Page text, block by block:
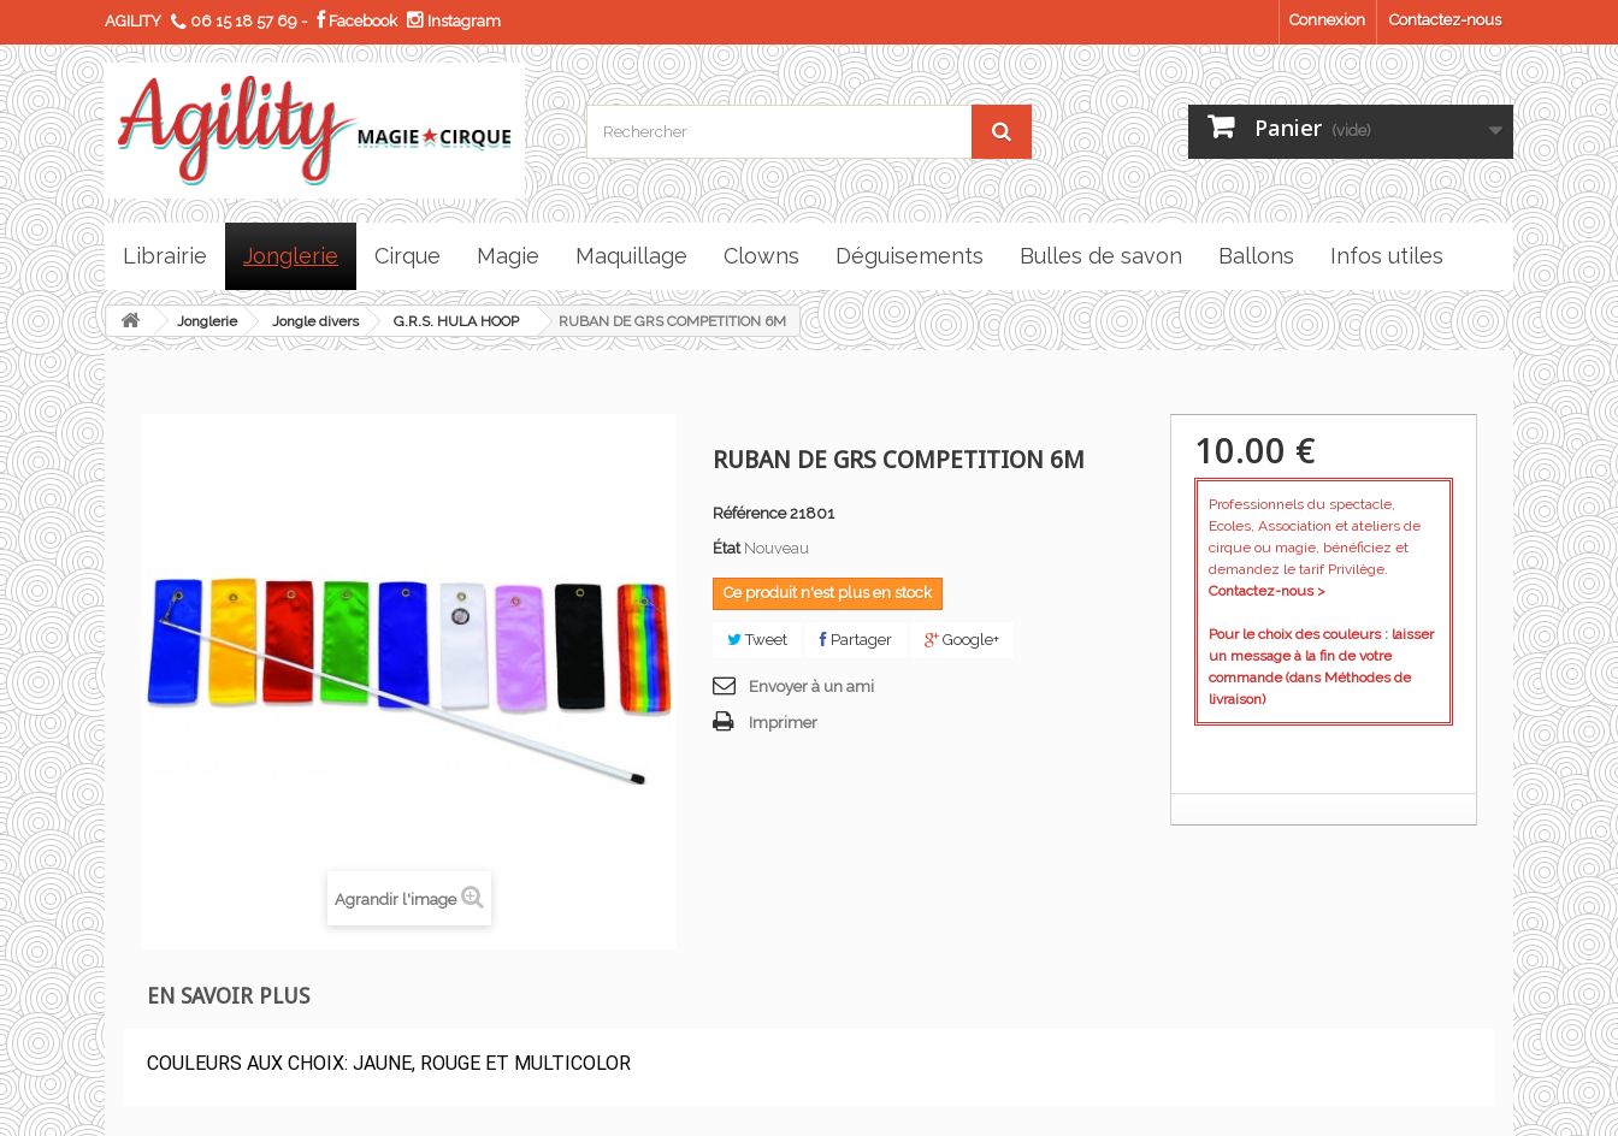
AGILITY 06 15 18 57 69 - Facebook Instagram Contactez-nous
Connexion
Panier (vide)
Librairie Jonglerie Cirque Magie Maquillage Clowns Déguisements Bulles de savon Ballons Infos utiles
Jonglerie Jongle divers G.R.S. HULA HOOP RUBAN DE GRS COMPETITION 6M
Agrandir l'image
RUBAN DE GRS COMPETITION 6M
Référence 21801
État Nouveau
Ce produit n'est plus en stock
Tweet Partager Google+
Envoyer à un ami
Imprimer
10.00 €
Professionnels du spectacle,
Ecoles, Association et ateliers de
cirque ou magie, bénéficiez et
demandez le tarif Privilège.
Contactez-nous >
Pour le choix des couleurs : laisser
un message à la fin de votre
commande (dans Méthodes de
livraison)
EN SAVOIR PLUS
COULEURS AUX CHOIX: JAUNE, ROUGE ET MULTICOLOR